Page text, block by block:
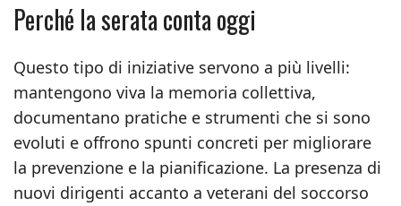
Perché la serata conta oggi
Questo tipo di iniziative servono a più livelli:
mantengono viva la memoria collettiva,
documentano pratiche e strumenti che si sono
evoluti e offrono spunti concreti per migliorare
la prevenzione e la pianificazione. La presenza di
nuovi dirigenti accanto a veterani del soccorso